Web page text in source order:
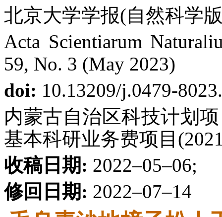
北京大学学报(自然科学
Acta Scientiarum
59, No. 3 (May 2023)
doi: 10.13209/j.0479-
内蒙古自治区科技计划
基本科研业务费项目
收稿日期: 2022–05–06;
修回日期: 2022–07–14